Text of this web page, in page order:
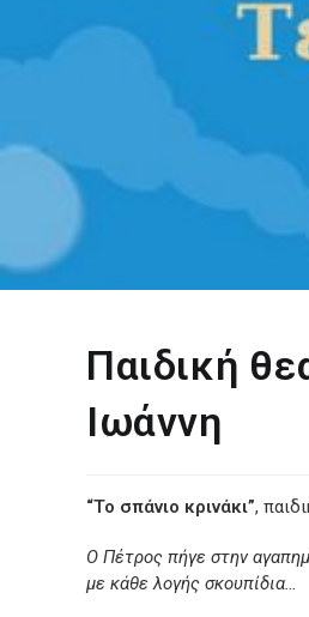
Παιδική
Ιωάννη
“Το σπάνιο κρινάκι”,
Ο Πέτρος πήγε στην
με κάθε λογής σκουπίδια…